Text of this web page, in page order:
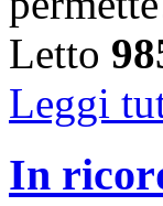
Letto
Leggi
In